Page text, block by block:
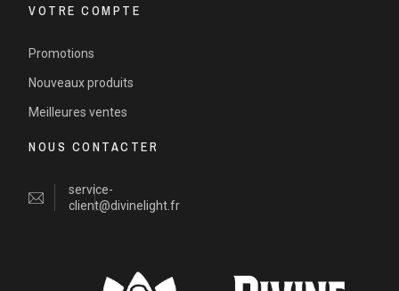
VOTRE COMPTE
Promotions
Nouveaux produits
Meilleures ventes
NOUS CONTACTER
service-
client@divinelight.fr